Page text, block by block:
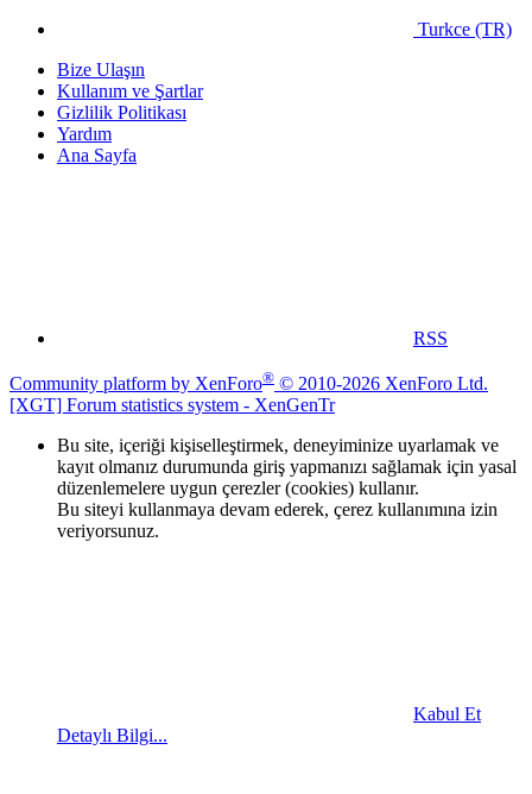
Turkce (TR)
Bize Ulaşın
Kullanım ve Şartlar
Gizlilik Politikası
Yardım
Ana Sayfa
RSS
Community platform by XenForo® © 2010-2026 XenForo Ltd.
[XGT] Forum statistics system - XenGenTr
Bu site, içeriği kişiselleştirmek, deneyiminize uyarlamak ve
kayıt olmanız durumunda giriş yapmanızı sağlamak için yasal
düzenlemelere uygun çerezler (cookies) kullanır.
Bu siteyi kullanmaya devam ederek, çerez kullanımına izin
veriyorsunuz.
Kabul Et
Detaylı Bilgi...